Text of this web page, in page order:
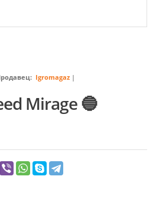
Igromagaz |
Mirage 🔵